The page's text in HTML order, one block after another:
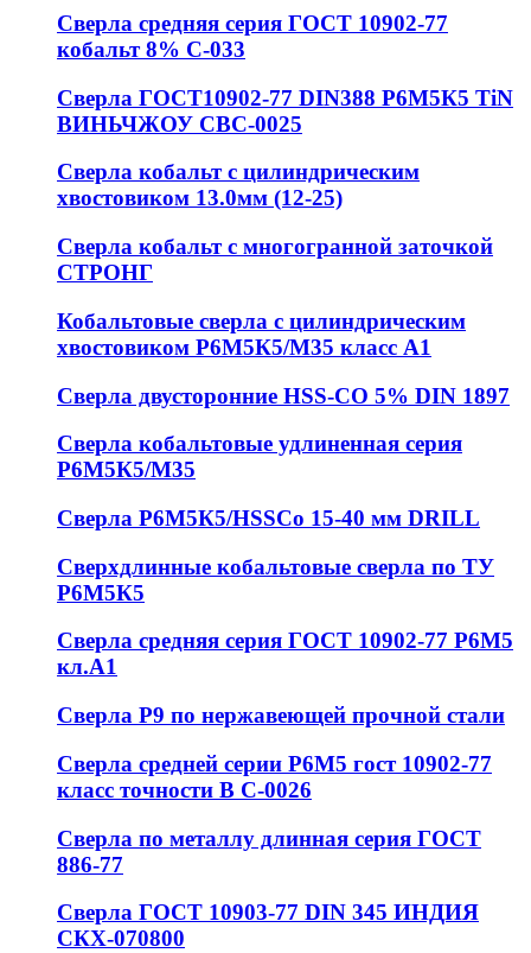
Сверла средняя серия ГОСТ 10902-77
кобальт 8% С-033
Сверла ГОСТ10902-77 DIN388 Р6М5К5 TiN
ВИНЬЧЖОУ СВС-0025
Сверла кобальт с цилиндрическим
хвостовиком 13.0мм (12-25)
Сверла кобальт с многогранной заточкой
СТРОНГ
Кобальтовые сверла с цилиндрическим
хвостовиком Р6М5К5/М35 класс А1
Сверла двусторонние HSS-CO 5% DIN 1897
Сверла кобальтовые удлиненная серия
Р6М5К5/М35
Сверла Р6М5К5/HSSCo 15-40 мм DRILL
Сверхдлинные кобальтовые сверла по ТУ
Р6М5К5
Сверла средняя серия ГОСТ 10902-77 Р6М5
кл.А1
Сверла Р9 по нержавеющей прочной стали
Сверла средней серии Р6М5 гост 10902-77
класс точности В С-0026
Сверла по металлу длинная серия ГОСТ
886-77
Сверла ГОСТ 10903-77 DIN 345 ИНДИЯ
СКХ-070800